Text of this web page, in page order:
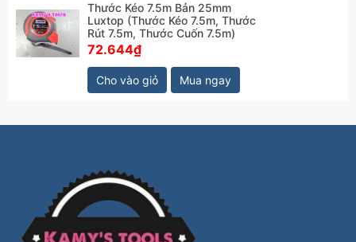
Thước Kéo 7.5m Bản 25mm
Luxtop (Thước Kéo 7.5m, Thước
Rút 7.5m, Thước Cuốn 7.5m)
72.644₫
Cho vào giỏ Mua ngay